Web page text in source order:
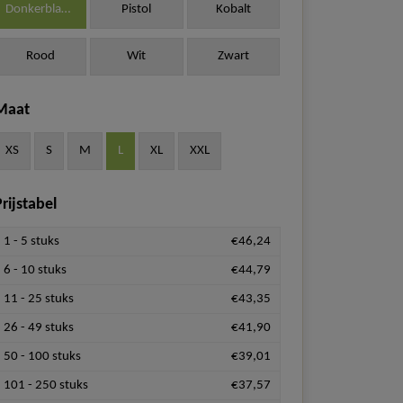
Donkerblauw Pistol Kobalt
Rood Wit Zwart
XS S M L XL XXL
1 - 5 stuks €46,24
6 - 10 stuks €44,79
11 - 25 stuks €43,35
26 - 49 stuks €41,90
50 - 100 stuks €39,01
101 - 250 stuks €37,57